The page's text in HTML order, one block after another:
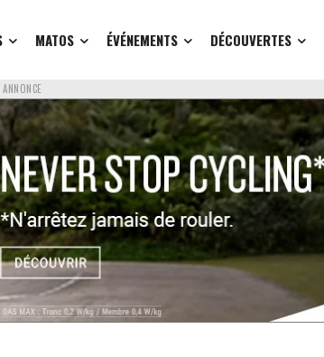
MATOS ÉVÉNEMENTS DÉCOUVERTES
ANNONCE